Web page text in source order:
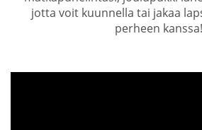
jotta voit kuunnella tai jakaa
perheen kanssa!